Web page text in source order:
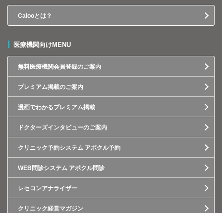
Calooとは？
医療機関向けMENU
無料医療機関会員登録のご案内
プレミアム掲載のご案内
漫画でわかるプレミアム掲載
ドクターズインタビューのご案内
クリニック予約システム アポクル予約
WEB問診システム アポクル問診
レセコンアナライザー
クリニック経営マガジン